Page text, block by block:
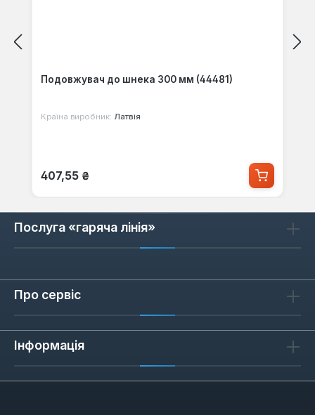
Подовжувач до шнека 300 мм (44481)
Країна виробник: Латвія
Звичайна ціна:
407,55 ₴
Послуга «гаряча лінія»
Про сервіс
Інформація